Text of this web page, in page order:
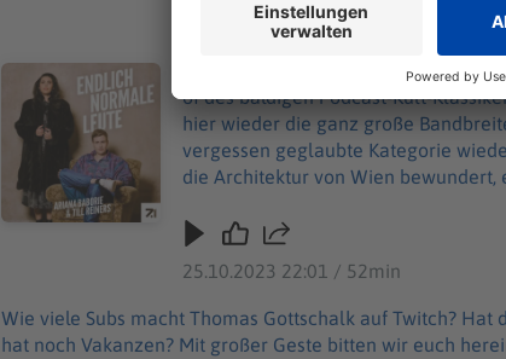
Audiotitel - #88 Wiener-Schmäh-Kritik
#88 Wiener-Schmäh-Kritik
Wie viele Subs macht Thomas
sechzehn Farben und wer hat noch Vakanzen? Mit großer Geste bitten wir euch
of des baldigen Podcast-Kult-Klassikers „Endlich normale
hier wieder die ganz große
vergessen geglaubte Kategorie wieder ausgegraben. Egal ob ihr gerade
die Architektur von Wien bewundert,
über unsere Werbepartner
25.10.2023 22:01 / 52min
Wie viele Subs macht Thomas Gottschalk auf Twitch?
hat noch Vakanzen? Mit großer Geste bitten wir euch herein zum kleinen Best-of des baldigen Podcast-Kult-Klassikers „Endlich